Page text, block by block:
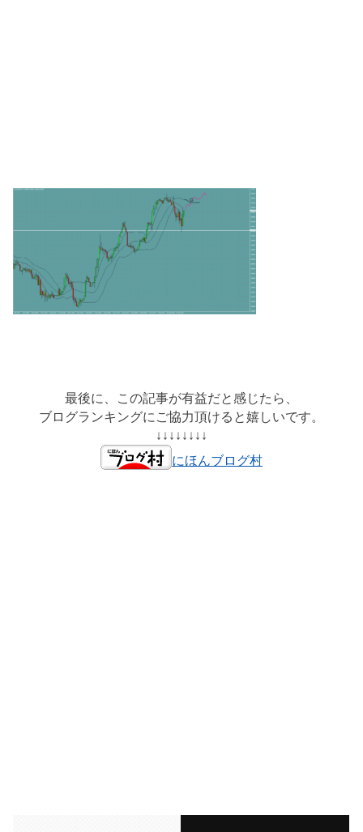
最後に、この記事が有益だと感じたら、
ブログランキングにご協力頂けると嬉しいです。
↓↓↓↓↓↓↓↓
にほんブログ村